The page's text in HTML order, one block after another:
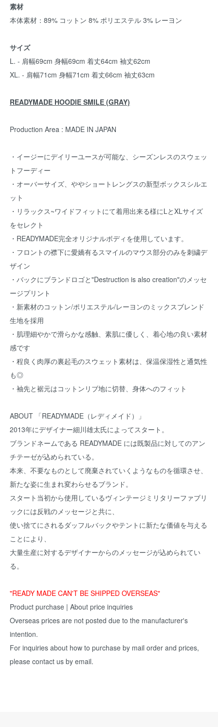
素材
本体素材：89% コットン 8% ポリエステル 3% レーヨン
サイズ
L. - 肩幅69cm 身幅69cm 着丈64cm 袖丈62cm
XL. - 肩幅71cm 身幅71cm 着丈66cm 袖丈63cm
READYMADE HOODIE SMILE (GRAY)
Production Area : MADE IN JAPAN
・イージーにデイリーユースが可能な、シーズンレスのスウェッ
トフーディー
・オーバーサイズ、ややショートレングスの新型ボックスシルエ
ット
・リラックス~ワイドフィットにて着用出来る様にLとXLサイズ
をセレクト
・READYMADE完全オリジナルボディを使用しています。
・フロントの襟下に愛嬌有るスマイルのマウス部分のみを刺繍デ
ザイン
・バックにブランドロゴと"Destruction is also creation"のメッセ
ージプリント
・新素材のコットン/ポリエステル/レーヨンのミックスブレンド
生地を採用
・肌理細やかで滑らかな感触、素肌に優しく、着心地の良い素材
感です
・程良く肉厚の裏起毛のスウェット素材は、保温保湿性と通気性
も◎
・袖先と裾元はコットンリブ地に切替、身体へのフィット
ABOUT 「READYMADE（レディメイド）」
2013年にデザイナー細川雄太氏によってスタート。
ブランドネームである READYMADE には既製品に対してのアン
チテーゼが込められている。
本来、不要なものとして廃棄されていくようなものを循環させ、
新たな姿に生まれ変わらせるブランド。
スタート当初から使用しているヴィンテージミリタリーファブリ
ックには反戦のメッセージと共に、
使い捨てにされるダッフルバックやテントに新たな価値を与える
ことにより、
大量生産に対するデザイナーからのメッセージが込められてい
る。
"READY MADE CAN'T BE SHIPPED OVERSEAS"
Product purchase | About price inquiries
Overseas prices are not posted due to the manufacturer's
intention.
For inquiries about how to purchase by mail order and prices,
please contact us by email.